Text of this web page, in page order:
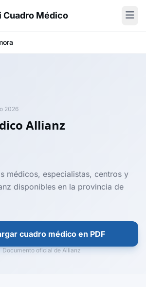
Cuadro Médico
2026
Allianz
médicos, especialistas, centros y
disponibles en la provincia de
cuadro médico en PDF
Documento oficial de Allianz